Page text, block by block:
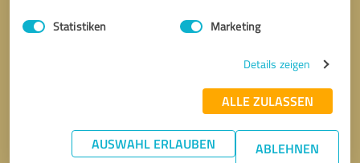
Statistiken Marketing
Details zeigen
ALLE ZULASSEN
AUSWAHL ERLAUBEN ABLEHNEN
* Erforderliche Angaben
Nachricht senden